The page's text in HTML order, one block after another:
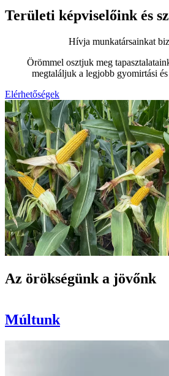
Területi képviselőink és
Hívja munkatársainkat
Örömmel osztjuk meg
megtaláljuk a legjobb gyomirtási
Elérhetőségek
Az örökségünk a jövőnk
Múltunk